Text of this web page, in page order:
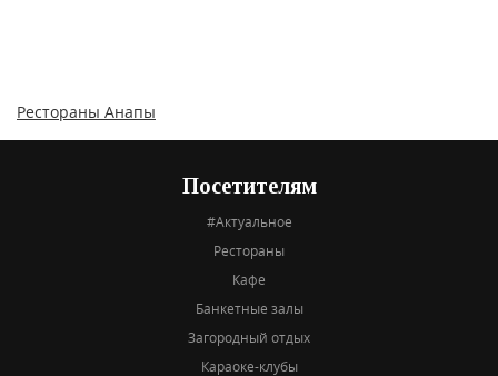
Рестораны Анапы
Посетителям
#Актуальное
Рестораны
Кафе
Банкетные залы
Загородный отдых
Караоке-клубы